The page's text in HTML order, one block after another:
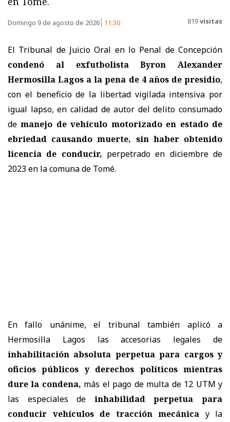
Domingo 9 de agosto de 2026 11:30 819visitas
El Tribunal de Juicio Oral en lo Penal de Concepción
condenó al exfutbolista Byron Alexander
Hermosilla Lagos a la pena de 4 años de presidio,
con el beneficio de la libertad vigilada intensiva por
igual lapso, en calidad de autor del delito consumado
demanejo de vehículo motorizado en estado de
ebriedad causando muerte, sin haber obtenido
licencia de conducir, perpetrado en diciembre de
2023 en la comuna de Tomé.
En fallo unánime, el tribunal también aplicó a
Hermosilla Lagos las accesorias legales de
inhabilitación absoluta perpetua para cargos y
oficios públicos y derechos políticos mientras
dure la condena, más el pago de multa de 12 UTM y
las especiales de inhabilidad perpetua para
conducir vehículos de tracción mecánica y la